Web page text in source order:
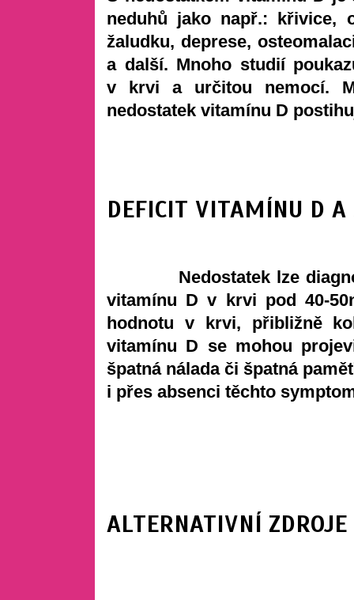
neduhů jako např.: křivice,
žaludku, deprese,
a další. Mnoho studií
v krvi a určitou nemocí.
nedostatek vitamínu D
DEFICIT VITAMÍNU D A
Nedostatek lze
vitamínu D v krvi pod 40-
hodnotu v krvi, přibližně
vitamínu D se mohou
špatná nálada či špatná
i přes absenci těchto
ALTERNATIVNÍ